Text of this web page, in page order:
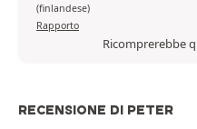
(finlandese)
Rapporto
Ricomprerebbe
RECENSIONE DI PETER